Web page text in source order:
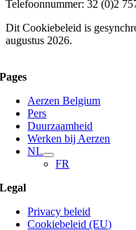
Telefoonnummer: 32 (0)2
Dit Cookiebeleid is
augustus 2026.
Pages
Aerzen Belgium
Pers
Duurzaamheid
Werken bij Aerzen
NL
FR
Legal
Privacy beleid
Cookiebeleid (EU)